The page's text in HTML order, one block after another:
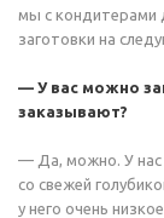
мы с кондитерами
заготовки на
— У вас можно
заказывают?
— Да, можно. У нас
со свежей
у него очень